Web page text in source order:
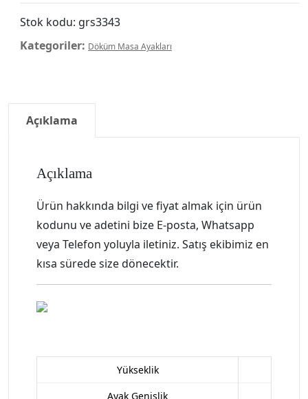
Stok kodu: grs3343
Kategoriler: Döküm Masa Ayakları
Açıklama
Açıklama
Ürün hakkında bilgi ve fiyat almak için ürün
kodunu ve adetini bize E-posta, Whatsapp
veya Telefon yoluyla iletiniz. Satış ekibimiz en
kısa sürede size dönecektir.
Yükseklik
Ayak Genişlik